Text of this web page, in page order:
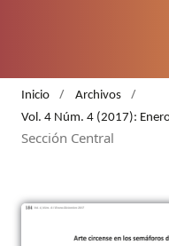
Inicio / Archivos /
Vol. 4 Núm. 4 (2017):
Sección Central